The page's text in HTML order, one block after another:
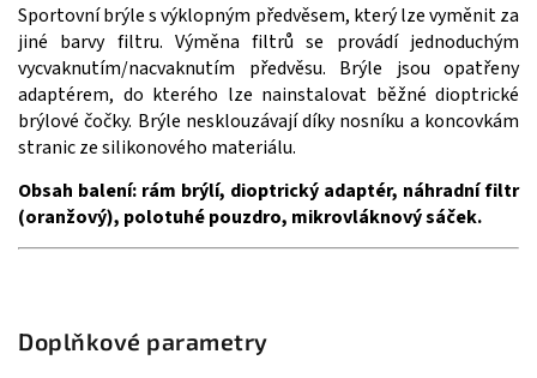
Sportovní brýle s výklopným předvěsem, který lze vyměnit za
jiné barvy filtru. Výměna filtrů se provádí jednoduchým
vycvaknutím/nacvaknutím předvěsu. Brýle jsou opatřeny
adaptérem, do kterého lze nainstalovat běžné dioptrické
brýlové čočky. Brýle nesklouzávají díky nosníku a koncovkám
stranic ze silikonového materiálu.
Obsah balení: rám brýlí, dioptrický adaptér, náhradní filtr
(oranžový), polotuhé pouzdro, mikrovláknový sáček.
Doplňkové parametry